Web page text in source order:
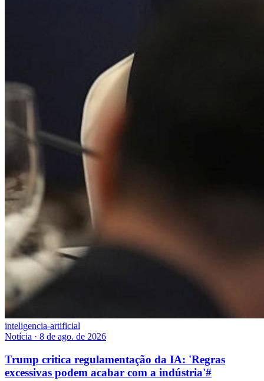
inteligencia-artificial
Notícia · 8 de ago. de 2026
Trump critica regulamentação da IA: 'Regras
excessivas podem acabar com a indústria'#